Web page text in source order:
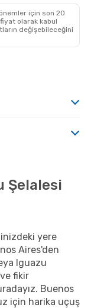
için son 20
olarak kabul
değişebileceğini
Şelalesi
yere
Aires'den
Iguazu
fikir
Buenos
için harika uçuş